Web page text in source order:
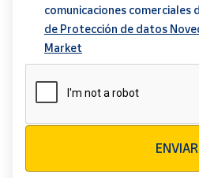
comunicaciones comerciales
de Protección de datos
Market
ENVIAR